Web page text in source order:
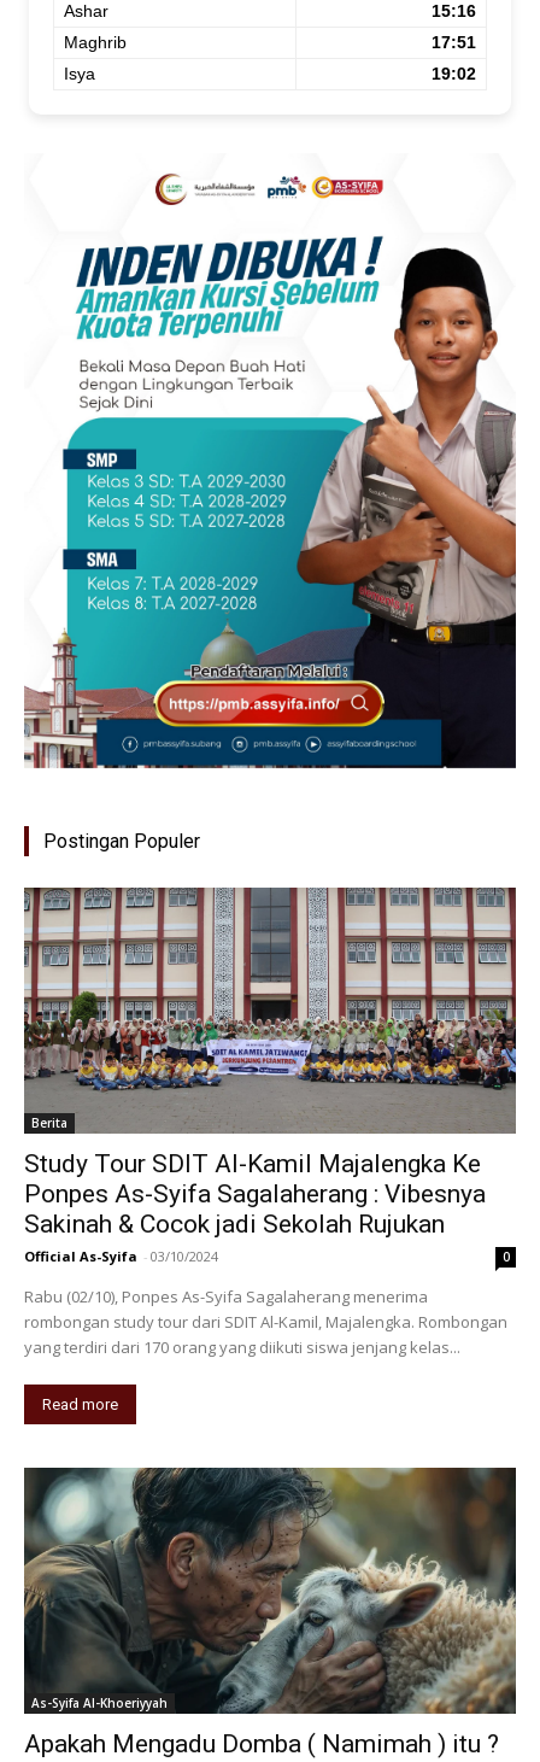
Ashar
15:16
Maghrib
17:51
Isya
19:02
Postingan Populer
Berita
Study Tour SDIT Al-Kamil Majalengka Ke
Ponpes As-Syifa Sagalaherang : Vibesnya
Sakinah & Cocok jadi Sekolah Rujukan
Official As-Syifa - 03/10/2024 0
Rabu (02/10), Ponpes As-Syifa Sagalaherang menerima
rombongan study tour dari SDIT Al-Kamil, Majalengka. Rombongan
yang terdiri dari 170 orang yang diikuti siswa jenjang kelas...
Read more
As-Syifa Al-Khoeriyyah
Apakah Mengadu Domba ( Namimah ) itu ?